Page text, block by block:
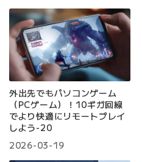
外出先でもパソコンゲーム
（PCゲーム）！10ギガ回線
でより快適にリモートプレイ
しよう-20
2026-03-19